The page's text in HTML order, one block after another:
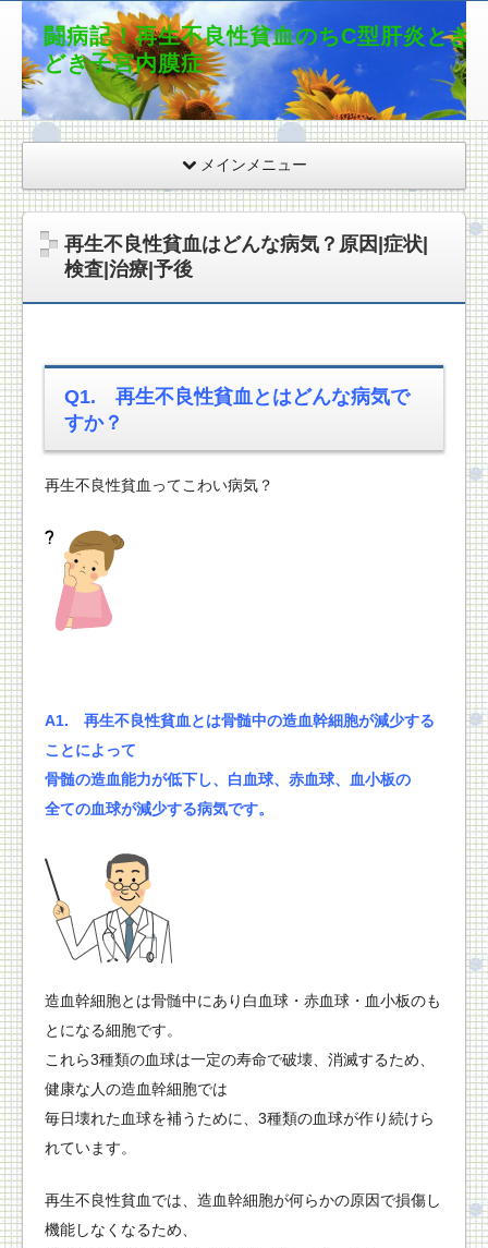
闘病記！再生不良性貧血のちC型肝炎とき
どき子宮内膜症
メインメニュー
再生不良性貧血はどんな病気？原因|症状|
検査|治療|予後
Q1. 再生不良性貧血とはどんな病気で
すか？
再生不良性貧血ってこわい病気？
A1. 再生不良性貧血とは骨髄中の造血幹細胞が減少する
ことによって
骨髄の造血能力が低下し、 白血球、赤血球、血小板の
全ての血球が減少する病気です。
造血幹細胞とは骨髄中にあり白血球・赤血球・血小板のも
とになる細胞です。
これら3種類の血球は一定の寿命で破壊、消滅するため、
健康な人の造血幹細胞では
毎日壊れた血球を補うために、3種類の血球が作り続けら
れています。
再生不良性貧血では、造血幹細胞が何らかの原因で損傷し
機能しなくなるため、